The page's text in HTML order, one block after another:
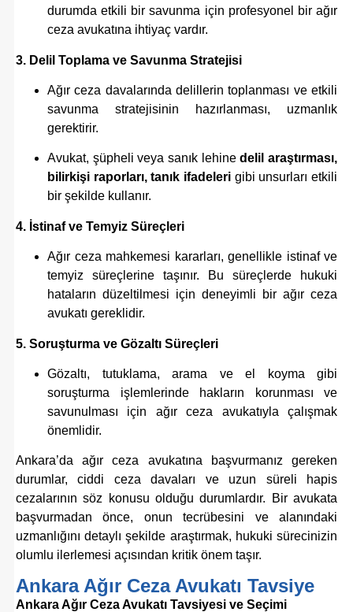
durumda etkili bir savunma için profesyonel bir ağır
ceza avukatına ihtiyaç vardır.
3. Delil Toplama ve Savunma Stratejisi
Ağır ceza davalarında delillerin toplanması ve etkili
savunma stratejisinin hazırlanması, uzmanlık
gerektirir.
Avukat, şüpheli veya sanık lehinedelil araştırması,
bilirkişi raporları, tanık ifadeleri gibi unsurları etkili
bir şekilde kullanır.
4. İstinaf ve Temyiz Süreçleri
Ağır ceza mahkemesi kararları, genellikle istinaf ve
temyiz süreçlerine taşınır. Bu süreçlerde hukuki
hataların düzeltilmesi için deneyimli bir ağır ceza
avukatı gereklidir.
5. Soruşturma ve Gözaltı Süreçleri
Gözaltı, tutuklama, arama ve el koyma gibi
soruşturma işlemlerinde hakların korunması ve
savunulması için ağır ceza avukatıyla çalışmak
önemlidir.
Ankara’da ağır ceza avukatına başvurmanız gereken
durumlar, ciddi ceza davaları ve uzun süreli hapis
cezalarının söz konusu olduğu durumlardır. Bir avukata
başvurmadan önce, onun tecrübesini ve alanındaki
uzmanlığını detaylı şekilde araştırmak, hukuki sürecinizin
olumlu ilerlemesi açısından kritik önem taşır.
Ankara Ağır Ceza Avukatı Tavsiye
Ankara Ağır Ceza Avukatı Tavsiyesi ve Seçimi